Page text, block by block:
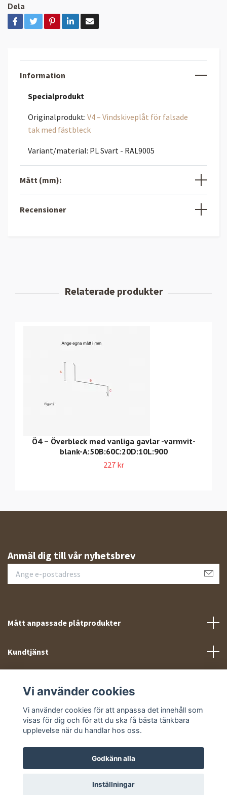
Dela
Information
Specialprodukt
Originalprodukt: V4 – Vindskiveplåt för falsade
tak med fästbleck
Variant/material: PL Svart - RAL9005
Mått (mm):
Recensioner
Ö4 – Överbleck med vanliga gavlar -varmvit-
blank-A:50B:60C:20D:10L:900
227 kr
Anmäl dig till vår nyhetsbrev
Mått anpassade plåtprodukter
Kundtjänst
Sociala medier
© 2026 Takprofiler.se
Vi använder cookies
Vi använder cookies för att anpassa det innehåll som
visas för dig och för att du ska få bästa tänkbara
upplevelse när du handlar hos oss.
Godkänn alla
Inställningar